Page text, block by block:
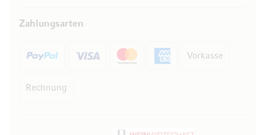
Zahlungsarten
Vorkasse
Rechnung